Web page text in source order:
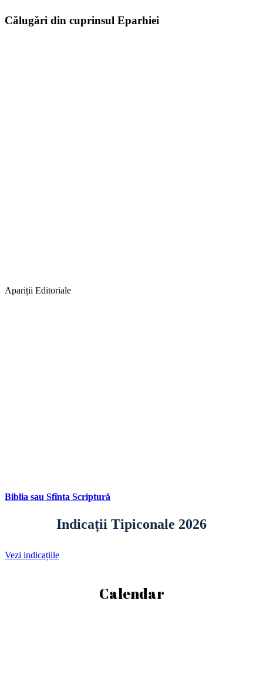
Călugări din cuprinsul Eparhiei
Apariții Editoriale
Biblia sau Sfînta Scriptură
Indicații Tipiconale 2026
Vezi indicațiile
Calendar